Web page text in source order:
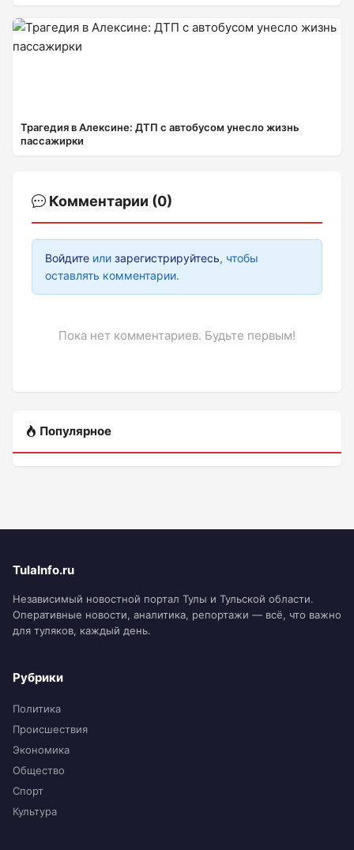
Трагедия в Алексине: ДТП с автобусом унесло жизнь
пассажирки
Комментарии (0)
Войдите или зарегистрируйтесь, чтобы
оставлять комментарии.
Пока нет комментариев. Будьте первым!
Популярное
TulaInfo.ru
Независимый новостной портал Тулы и Тульской области.
Оперативные новости, аналитика, репортажи — всё, что важно
для туляков, каждый день.
Рубрики
Политика
Происшествия
Экономика
Общество
Спорт
Культура